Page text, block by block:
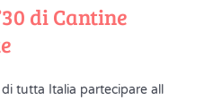
di Cantine
tutta Italia partecipare all